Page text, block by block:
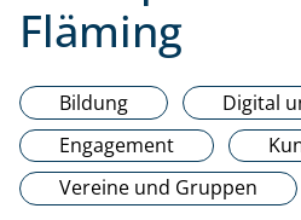
Fläming
Bildung
Digital
Engagement
Vereine und Gruppen